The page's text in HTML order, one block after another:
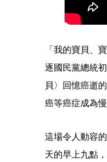
「我的寶貝、
逐國民黨總統
貝〉回憶癌逝
癌等癌症成為
這場令人動容
天的早上九點